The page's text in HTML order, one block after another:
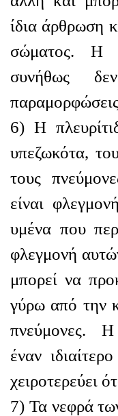
ίδια άρθρωση
σώματος. Η
συνήθως
6) Η
υπεζωκότα,
τους
είναι
υμένα που
φλεγμονή
μπορεί να
γύρω από την
πνεύμονες. Η
έναν
χειροτερεύει
7) Τα νεφρά